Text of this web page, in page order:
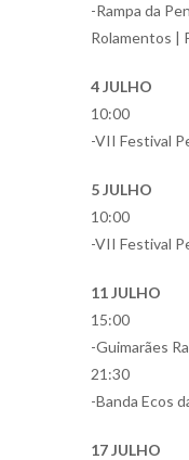
-Rampa da
Rolamentos |
4 JULHO
10:00
-VII Festival
5 JULHO
10:00
-VII Festival
11 JULHO
15:00
-Guimarães
21:30
-Banda Ecos
17 JULHO